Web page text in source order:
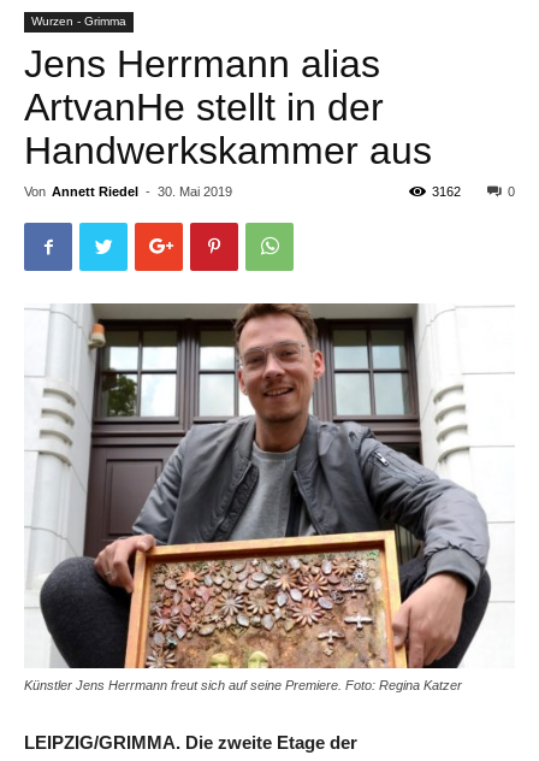
Wurzen - Grimma
Jens Herrmann alias
ArtvanHe stellt in der
Handwerkskammer aus
Von Annett Riedel - 30. Mai 2019 0
3162
Künstler Jens Herrmann freut sich auf seine Premiere. Foto: Regina Katzer
LEIPZIG/GRIMMA. Die zweite Etage der